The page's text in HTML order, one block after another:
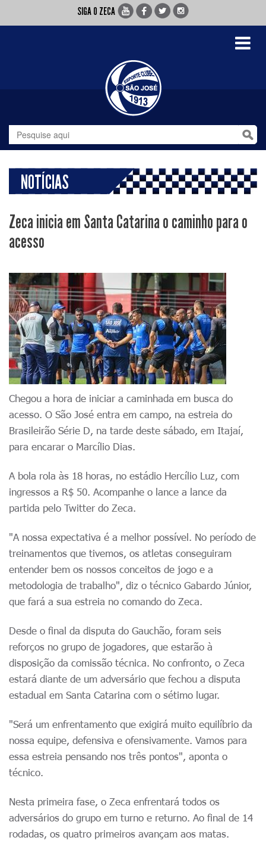
SIGA O ZECA
Toggle
NOTÍCIAS
Zeca inicia em Santa Catarina o caminho para o
acesso
Chegou a hora de iniciar a caminhada em busca do
acesso. O São José entra em campo, na estreia do
Brasileirão Série D, na tarde deste sábado, em Itajaí,
para encarar o Marcílio Dias.
A bola rola às 18 horas, no estádio Hercílio Luz, com
ingressos a R$ 50. Acompanhe o lance a lance da
partida pelo Twitter do Zeca.
"A nossa expectativa é a melhor possível. No período de
treinamentos que tivemos, os atletas conseguiram
entender bem os nossos conceitos de jogo e a
metodologia de trabalho", diz o técnico Gabardo Júnior,
que fará a sua estreia no comando do Zeca.
Desde o final da disputa do Gauchão, foram seis
reforços no grupo de jogadores, que estarão à
disposição da comissão técnica. No confronto, o Zeca
estará diante de um adversário que fechou a disputa
estadual em Santa Catarina com o sétimo lugar.
"Será um enfrentamento que exigirá muito equilíbrio da
nossa equipe, defensiva e ofensivamente. Vamos para
essa estreia pensando nos três pontos", aponta o
técnico.
Nesta primeira fase, o Zeca enfrentará todos os
adversários do grupo em turno e returno. Ao final de 14
rodadas, os quatro primeiros avançam aos matas.